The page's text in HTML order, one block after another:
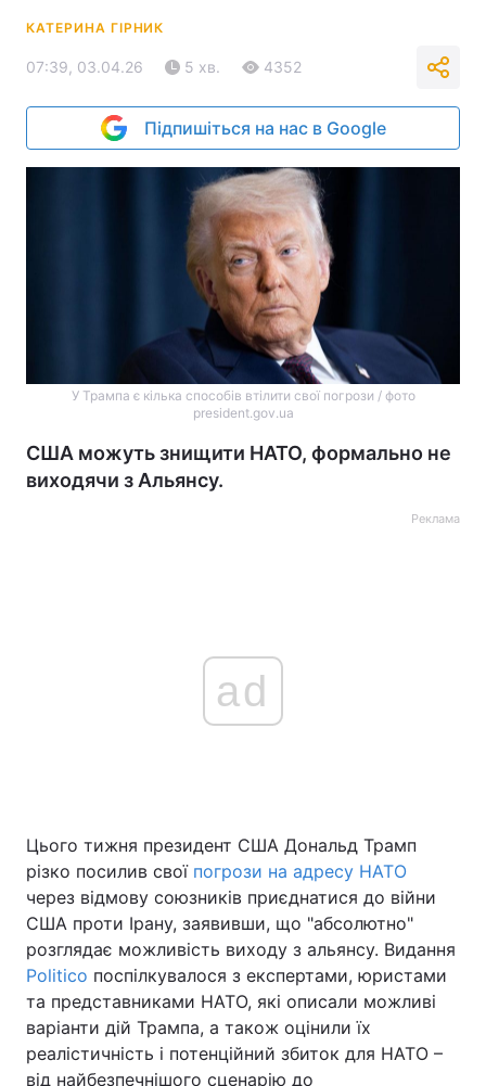
КАТЕРИНА ГІРНИК
07:39, 03.04.26 5 хв. 4352
Підпишіться на нас в Google
У Трампа є кілька способів втілити свої погрози / фото
president.gov.ua
США можуть знищити НАТО, формально не
виходячи з Альянсу.
Реклама
ad
Цього тижня президент США Дональд Трамп
різко посилив свої погрози на адресу НАТО
через відмову союзників приєднатися до війни
США проти Ірану, заявивши, що "абсолютно"
розглядає можливість виходу з альянсу. Видання
Politico поспілкувалося з експертами, юристами
та представниками НАТО, які описали можливі
варіанти дій Трампа, а також оцінили їх
реалістичність і потенційний збиток для НАТО –
від найбезпечнішого сценарію до